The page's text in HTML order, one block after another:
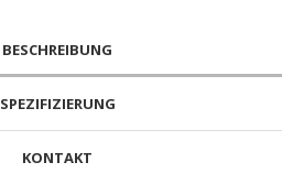
BESCHREIBUNG
SPEZIFIZIERUNG
KONTAKT